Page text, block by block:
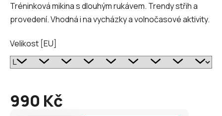
Tréninková mikina s dlouhým rukávem. Trendy střih a
provedení. Vhodná i na vycházky a volnočasové aktivity.
Velikost [EU]
990 Kč
Měrná